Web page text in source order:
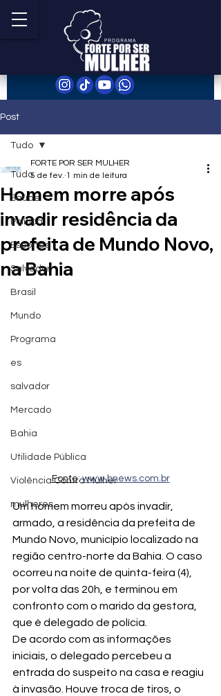
Post
Tudo
Saúde
Política
Esportes
Salvador
Brasil
Mundo
Programa
es
salvador
Mercado
Bahia
Utilidade Pública
Violência Contra Mulher
mulheres
Tudo
Homem morre após
invadir residência da
prefeita de Mundo Novo,
na Bahia
FORTE POR SER MULHER
5 de fev. 1 min de leitura
Fonte: www.bnews.com.br
Um homem morreu após invadir,
armado, a residência da prefeita de
Mundo Novo, município localizado na
região centro-norte da Bahia. O caso
ocorreu na noite de quinta-feira (4),
por volta das 20h, e terminou em
confronto com o marido da gestora,
que é delegado de polícia.
De acordo com as informações
iniciais, o delegado percebeu a
entrada do suspeito na casa e reagiu
à invasão. Houve troca de tiros, o